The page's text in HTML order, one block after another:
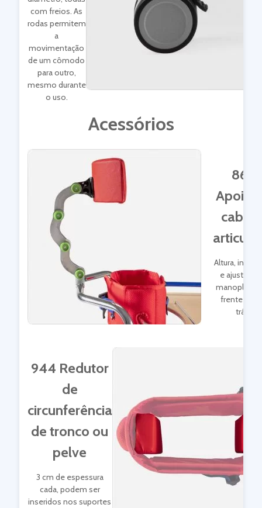
com freios. As
rodas permitem
a
movimentação
de um cômodo
para outro,
mesmo durante
o uso.
Acessórios
865
Apoio
Altura,
e ajuste
manoplas,
frente e
trás.
944 Redutor
de
circunferência
de tronco ou
pelve
3 cm de espessura
cada, podem ser
inseridos nos suportes